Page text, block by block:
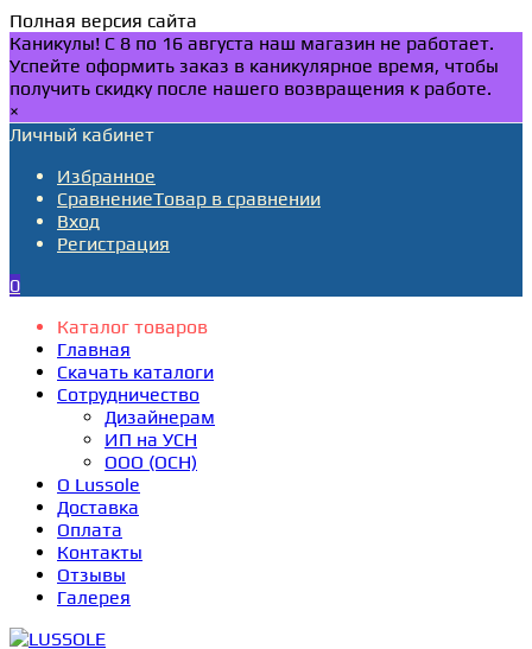
Полная версия сайта
Каникулы! С 8 по 16 августа наш магазин не работает.
Успейте оформить заказ в каникулярное время, чтобы
получить скидку после нашего возвращения к работе.
×
Личный кабинет
Избранное
СравнениеТовар в сравнении
Вход
Регистрация
0
Каталог товаров
Главная
Скачать каталоги
Сотрудничество
Дизайнерам
ИП на УСН
ООО (ОСН)
О Lussole
Доставка
Оплата
Контакты
Отзывы
Галерея